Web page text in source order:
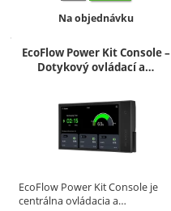
Dostupnosť:
Na objednávku
EcoFlow Power Kit Console –
Dotykový ovládací a…
EcoFlow Power Kit Console je
centrálna ovládacia a…